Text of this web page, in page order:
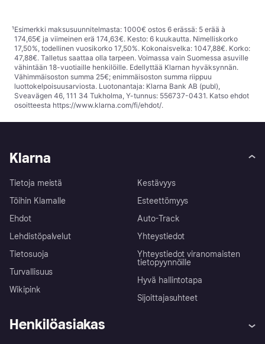
¹Esimerkki maksusuunnitelmasta: 1000€ ostos 6 erässä: 5 erää à
174,65€ ja viimeinen erä 174,63€. Kesto: 6 kuukautta. Nimelliskorko
17,50%, todellinen vuosikorko 17,50%. Kokonaisvelka: 1047,88€. Korko:
47,88€. Talletus saattaa olla tarpeen. Voimassa vain Suomessa asuville
vähintään 18-vuotiaille henkilöille. Edellyttää Klarnan hyväksynnän.
Vähimmäisoston summa 25€; enimmäisoston summa riippuu
luottokelpoisuusarviosta. Luotonantaja: Klarna Bank AB (publ),
Sveavägen 46, 111 34 Tukholma, Y-tunnus: 556737-0431. Katso ehdot
osoitteesta https://www.klarna.com/fi/ehdot/.
Klarna
Tietoja meistä
Töihin Klarnalle
Ehdot
Lehdistöpalvelut
Tietosuoja
Turvallisuus
Wikipink
Kestävyys
Esteettömyys
Auto-Track
Yhteystiedot
Yhteystiedot viranomaisten
tietopyynnöille
Hyvä hallintotapa
Sijoittajasuhteet
Henkilöasiakas